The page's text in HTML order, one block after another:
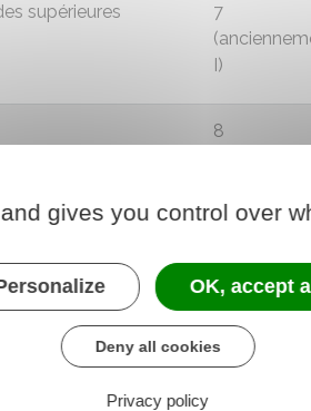
supérieures
7
I)
8
de haut niveau, vous pouvez, sous
le niveau de diplôme demandé.
gives you control over
OK, accept
Deny all cookies
Privacy policy